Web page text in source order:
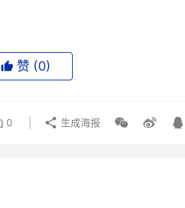
赞 (0)
0 生成海报